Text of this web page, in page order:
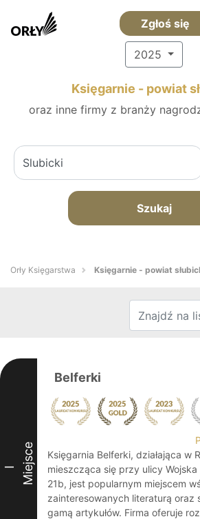
Zgłoś się
2025
Księgarnie - powiat
oraz inne firmy z branży
Szukaj
Orły Księgarstwa Księgarnie - powiat
I Miejsce
Belferki
Księgarnia Belferki, działająca w
mieszcząca się przy ulicy Wojska
21b, jest popularnym miejscem
zainteresowanych literaturą oraz
gamą artykułów. Firma oferuje